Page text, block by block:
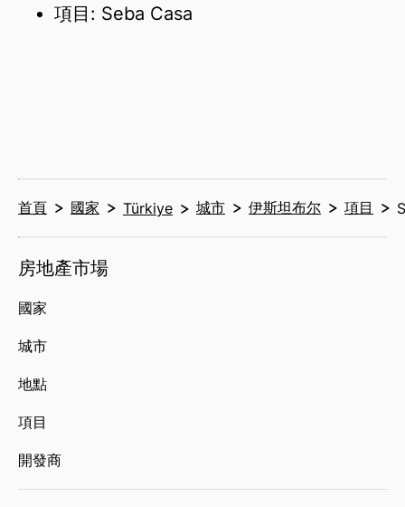
項目: Seba Casa
首頁 國家 Türkiye 城市 伊斯坦布尔 項目
房地產市場
國家
城市
地點
項目
開發商